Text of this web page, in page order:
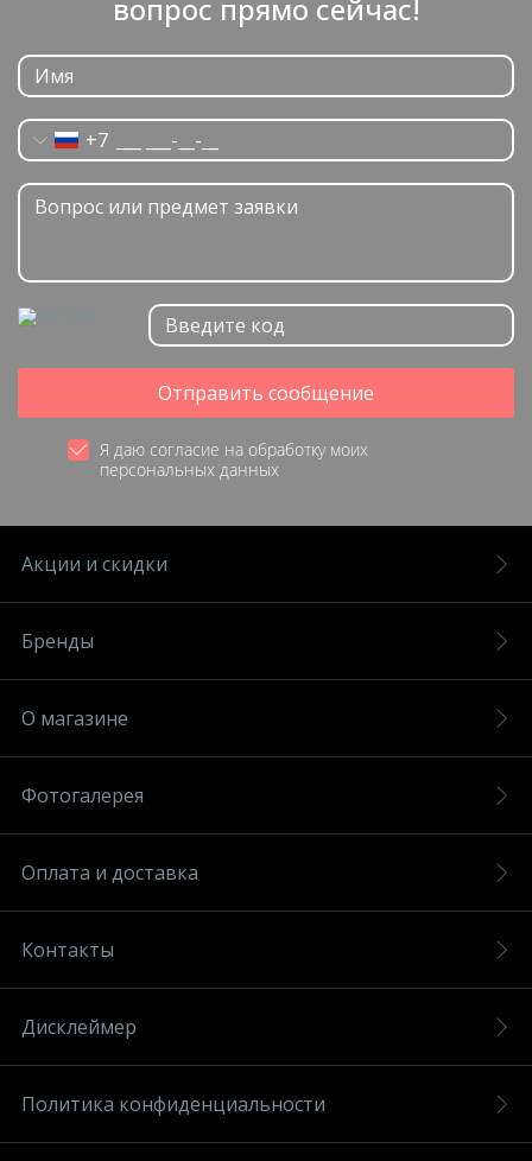
вопрос прямо сейчас!
+7
Отправить сообщение
Я даю согласие на обработку моих
персональных данных
Акции и скидки
Бренды
О магазине
Фотогалерея
Оплата и доставка
Контакты
Дисклеймер
Политика конфиденциальности